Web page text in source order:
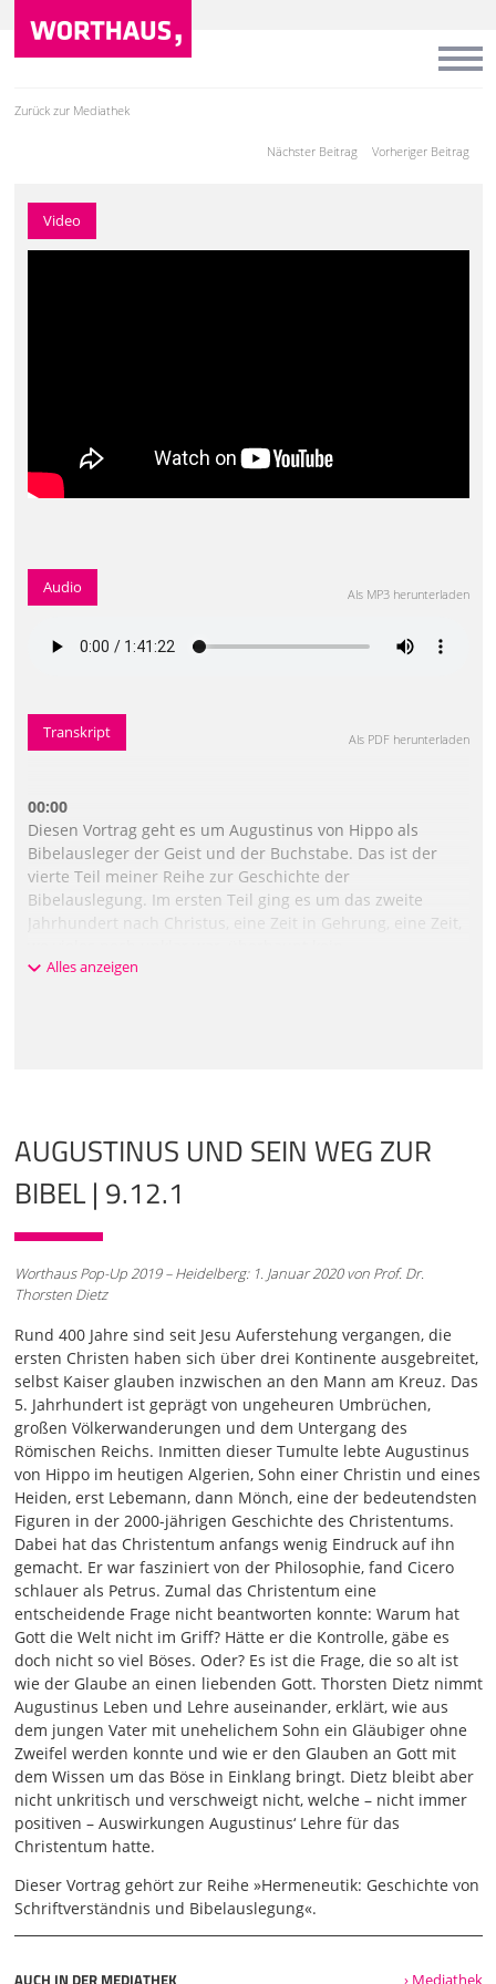
Zurück zur Mediathek
Vorheriger Beitrag
Nächster Beitrag
Video
Audio Als MP3 herunterladen
Transkript Als PDF herunterladen
00:00
Diesen Vortrag geht es um Augustinus von Hippo als
Bibelausleger der Geist und der Buchstabe. Das ist der
vierte Teil meiner Reihe zur Geschichte der
Bibelauslegung. Im ersten Teil ging es um das zweite
Jahrhundert nach Christus, eine Zeit in Gehrung, eine Zeit,
neutecermennlicher Kanon, nicht mal ein Begriff davon,
der Christenverfolgung durch Kaiser, aber auch der
eine Zeit der Selbstbehauptung. Wachstum trotz Krisen,
trotz Verfolgung, trotz Abfall und Scheitern, aber auch
geistiges Intellektuelles wachsen. Ein annehmende
intellektuell zu vertreten, in diakonisch darzustellen als
Glaube der Nächstenliebe und als missionarische
Bewegung, die offenbar nicht aufzuhalten ist. Im vierten
Jahrhundert, das große Jahrhundert der Konsolidierung,
das Christentum wird zu erlaubten Religionen, schließlich
zur Reichsreligion. Das Christentum findet sich, formuliert
seine grundlegenden Bekenntnisse in Nicea und
Konstantinopel. Bekannte große Kirchenväter machen
erste Klärungen, was geglaubt wird, was verbindlich ist für
alle.
02:00
Der neuthessener männliche Kanon, wie wir ihn heute
kennen, wird quasi fixiert, mehr oder weniger. Und jetzt
sind wir im fünften Jahrhundert, einem Jahrhundert
ungeheurer Abbrüche, einem Jahrhundert großer
Transformation. Fünfte Jahrhundert, das Jahrhundert, wo
die großen Völkerwanderungen über das Römische Reich
hineinbrechen. Um 400 herum, das Römische Reich steht
in Blüte. Es ist riesig, es erstreckt sich über drei Kontinente
Asien, Afrika, Europa. Es ist in verschiedensten Sprachen
und Kulturen angekommen. Das Christentum mit ihm.
Alles ist großartig, alles ist glänzend, alles ist wundervoll.
plündern die Stadt unter Alerich. Das hat es fast ein
Jahrtausend nicht gegeben. Das ist ein ungeheurer Schock,
ein Wackeln aller Fundamente. Es gibt noch Heiden, die
Alles anzeigen
AUGUSTINUS UND SEIN WEG ZUR
BIBEL | 9.12.1
Worthaus Pop-Up 2019 – Heidelberg: 1. Januar 2020 von Prof. Dr.
Thorsten Dietz
Rund 400 Jahre sind seit Jesu Auferstehung vergangen, die
ersten Christen haben sich über drei Kontinente ausgebreitet,
selbst Kaiser glauben inzwischen an den Mann am Kreuz. Das
5. Jahrhundert ist geprägt von ungeheuren Umbrüchen,
großen Völkerwanderungen und dem Untergang des
Römischen Reichs. Inmitten dieser Tumulte lebte Augustinus
von Hippo im heutigen Algerien, Sohn einer Christin und eines
Heiden, erst Lebemann, dann Mönch, eine der bedeutendsten
Figuren in der 2000-jährigen Geschichte des Christentums.
Dabei hat das Christentum anfangs wenig Eindruck auf ihn
gemacht. Er war fasziniert von der Philosophie, fand Cicero
schlauer als Petrus. Zumal das Christentum eine
entscheidende Frage nicht beantworten konnte: Warum hat
Gott die Welt nicht im Griff? Hätte er die Kontrolle, gäbe es
doch nicht so viel Böses. Oder? Es ist die Frage, die so alt ist
wie der Glaube an einen liebenden Gott. Thorsten Dietz nimmt
Augustinus Leben und Lehre auseinander, erklärt, wie aus
dem jungen Vater mit unehelichem Sohn ein Gläubiger ohne
Zweifel werden konnte und wie er den Glauben an Gott mit
dem Wissen um das Böse in Einklang bringt. Dietz bleibt aber
nicht unkritisch und verschweigt nicht, welche – nicht immer
positiven – Auswirkungen Augustinus‘ Lehre für das
Christentum hatte.
Dieser Vortrag gehört zur Reihe »Hermeneutik: Geschichte von
Schriftverständnis und Bibelauslegung«.